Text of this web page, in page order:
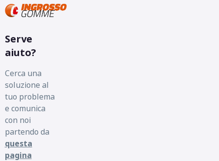
Serve
aiuto?
Cerca una
soluzione al
tuo problema
e comunica
con noi
partendo da
questa
pagina